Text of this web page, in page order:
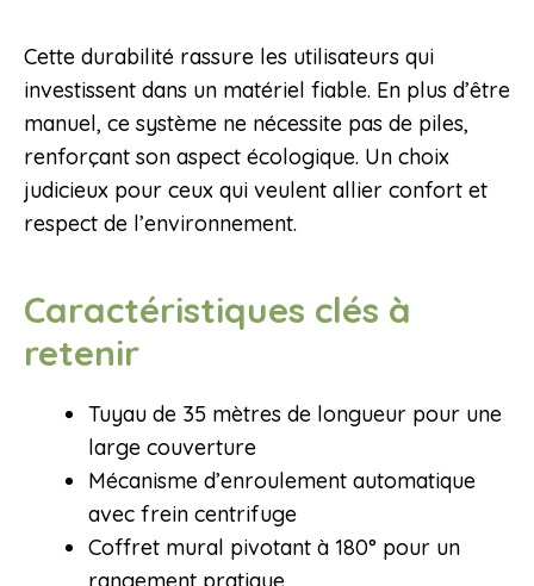
Cette durabilité rassure les utilisateurs qui
investissent dans un matériel fiable. En plus d’être
manuel, ce système ne nécessite pas de piles,
renforçant son aspect écologique. Un choix
judicieux pour ceux qui veulent allier confort et
respect de l’environnement.
Caractéristiques clés à
retenir
Tuyau de 35 mètres de longueur pour une
large couverture
Mécanisme d’enroulement automatique
avec frein centrifuge
Coffret mural pivotant à 180° pour un